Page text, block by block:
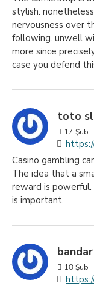
stylish.
nervousness over
following. unwell
more since
case you defend
toto
17 Şub
Casino gambling
The idea that a
reward is
is important.
18 Şub